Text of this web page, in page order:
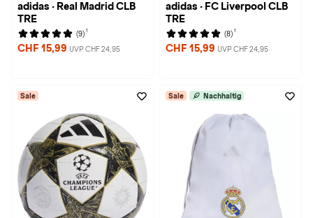
adidas · Real Madrid CLB
TRE
(9) 1
CHF 15,99 UVP CHF 24,95
adidas · FC Liverpool CLB
TRE
(8) 1
CHF 15,99 UVP CHF 24,95
Sale Sale Nachhaltig